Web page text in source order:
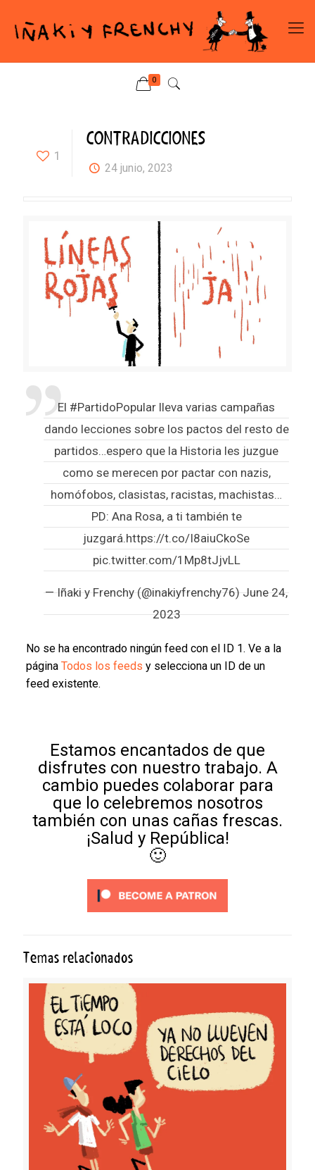
0
1
CONTRADICCIONES
24 junio, 2023
El #PartidoPopular lleva varias campañas
dando lecciones sobre los pactos del resto de
partidos…espero que la Historia les juzgue
como se merecen por pactar con nazis,
homófobos, clasistas, racistas, machistas…
PD: Ana Rosa, a ti también te
juzgará.https://t.co/I8aiuCkoSe
pic.twitter.com/1Mp8tJjvLL
— Iñaki y Frenchy (@inakiyfrenchy76)June 24,
2023
No se ha encontrado ningún feed con el ID 1. Ve a la
página Todos los feeds y selecciona un ID de un
feed existente.
Estamos encantados de que
disfrutes con nuestro trabajo. A
cambio puedes colaborar para
que lo celebremos nosotros
también con unas cañas frescas.
¡Salud y República!
🙂
Temas relacionados